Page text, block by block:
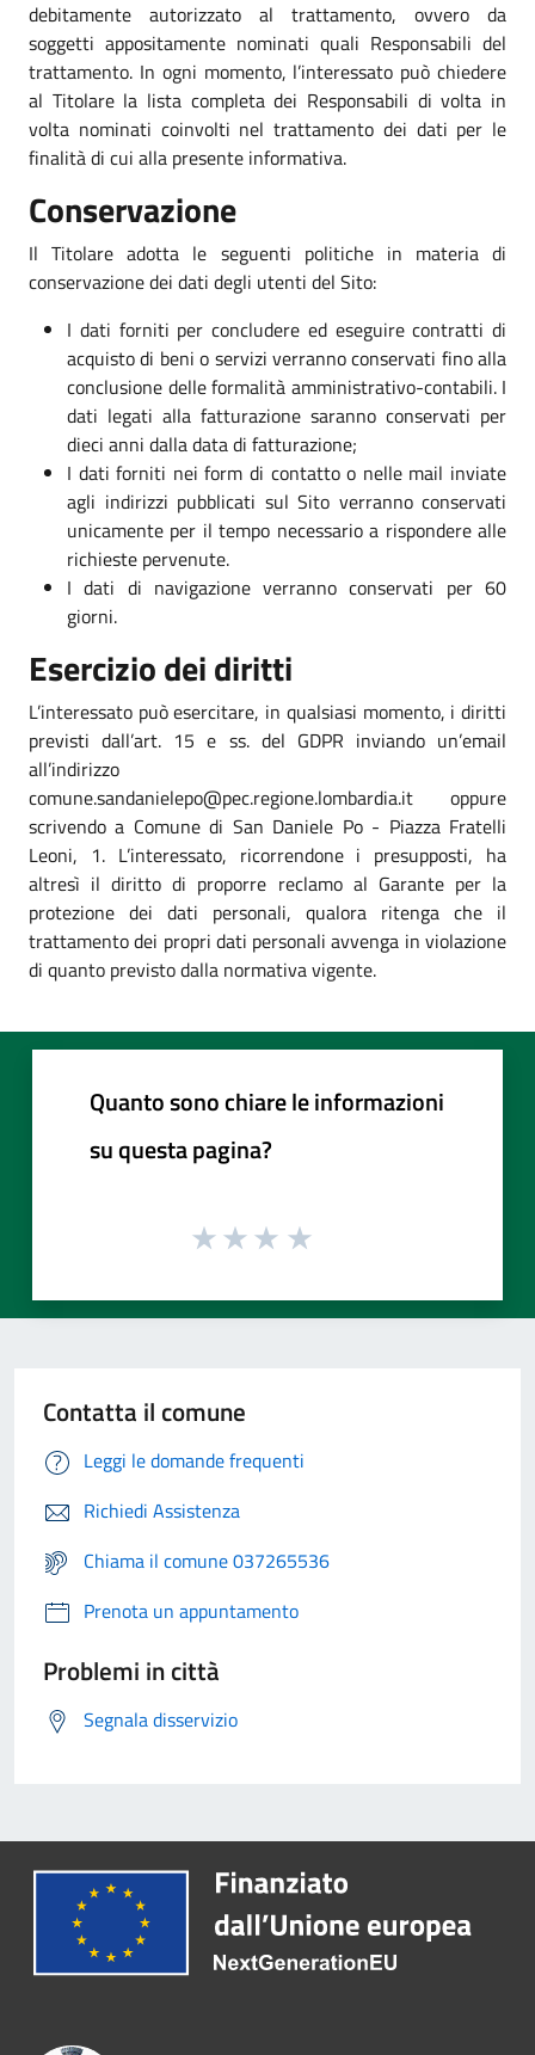
debitamente autorizzato al trattamento, ovvero da
soggetti appositamente nominati quali Responsabili del
trattamento. In ogni momento, l’interessato può chiedere
al Titolare la lista completa dei Responsabili di volta in
volta nominati coinvolti nel trattamento dei dati per le
finalità di cui alla presente informativa.
Conservazione
Il Titolare adotta le seguenti politiche in materia di
conservazione dei dati degli utenti del Sito:
I dati forniti per concludere ed eseguire contratti di
acquisto di beni o servizi verranno conservati fino alla
conclusione delle formalità amministrativo-contabili. I
dati legati alla fatturazione saranno conservati per
dieci anni dalla data di fatturazione;
I dati forniti nei form di contatto o nelle mail inviate
agli indirizzi pubblicati sul Sito verranno conservati
unicamente per il tempo necessario a rispondere alle
richieste pervenute.
I dati di navigazione verranno conservati per 60
giorni.
Esercizio dei diritti
L’interessato può esercitare, in qualsiasi momento, i diritti
previsti dall’art. 15 e ss. del GDPR inviando un’email
all’indirizzo
comune.sandanielepo@pec.regione.lombardia.it oppure
scrivendo a Comune di San Daniele Po - Piazza Fratelli
Leoni, 1. L’interessato, ricorrendone i presupposti, ha
altresì il diritto di proporre reclamo al Garante per la
protezione dei dati personali, qualora ritenga che il
trattamento dei propri dati personali avvenga in violazione
di quanto previsto dalla normativa vigente.
Quanto sono chiare le informazioni
su questa pagina?
Contatta il comune
Leggi le domande frequenti
Richiedi Assistenza
Chiama il comune 037265536
Prenota un appuntamento
Problemi in città
Segnala disservizio